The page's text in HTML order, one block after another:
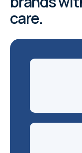
care.